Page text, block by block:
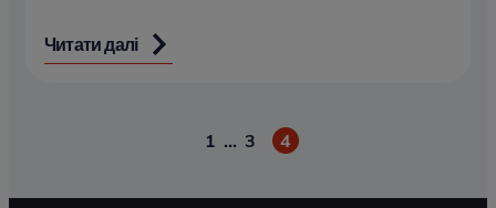
Читати далі
1 … 3 4